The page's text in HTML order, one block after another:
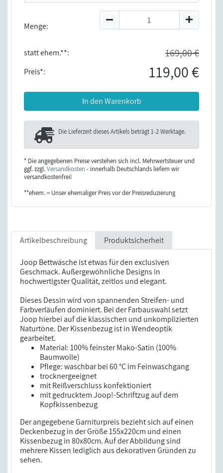
Menge:
statt ehem.**: 169,00 €
Preis*: 119,00 €
In den Warenkorb
Die Lieferzeit dieses Artikels beträgt1-2 Werktage.
* Die angegebenen Preise verstehen sich incl. Mehrwertsteuer und
ggf. zzgl.Versandkosten - innerhalb Deutschlands liefern wir
versandkostenfrei!
**ehem. = Unser ehemaliger Preis vor der Preisreduzierung
Artikelbeschreibung Produktsicherheit
Joop Bettwäsche ist etwas für den exclusiven
Geschmack. Außergewöhnliche Designs in
hochwertigster Qualität, zeitlos und elegant.
Dieses Dessin wird von spannenden Streifen- und
Farbverläufen dominiert. Bei der Farbauswahl setzt
Joop hierbei auf die klassischen und unkomplizierten
Naturtöne. Der Kissenbezug ist in Wendeoptik
gearbeitet.
Material: 100% feinster Mako-Satin (100%
Baumwolle)
Pflege: waschbar bei 60 °C im Feinwaschgang
trocknergeeignet
mit Reißverschluss konfektioniert
mit gedrucktem Joop!-Schriftzug auf dem
Kopfkissenbezug
Der angegebene Garniturpreis bezieht sich auf einen
Deckenbezug in der Größe 155x220cm und einen
Kissenbezug in 80x80cm. Auf der Abbildung sind
mehrere Kissen lediglich aus dekorativen Gründen zu
sehen.